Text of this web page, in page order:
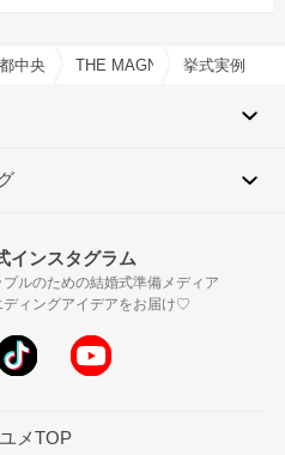
中央区の結婚式場一覧
THE MAGNUS TOKYO （
挙式実例
インスタグラム
ルのための結婚式準備メディア
ディングアイデアをお届け♡
メTOP